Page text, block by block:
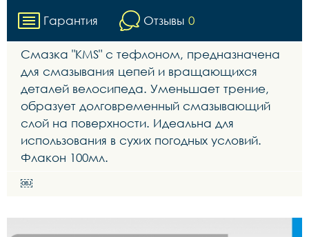
Гарантия Отзывы 0
Смазка "KMS" с тефлоном, предназначена
для смазывания цепей и вращающихся
деталей велосипеда. Уменьшает трение,
образует долговременный смазывающий
слой на поверхности. Идеальна для
использования в сухих погодных условий.
Флакон 100мл.
￼